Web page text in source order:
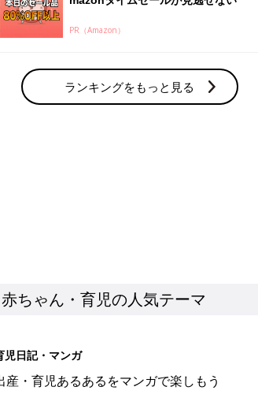
赤ちゃん・育児の人気テーマ
育児日記・マンガ
生後5カ月での右目摘出手術、そし
の生活【網膜芽細胞腫】
赤ちゃん・育児